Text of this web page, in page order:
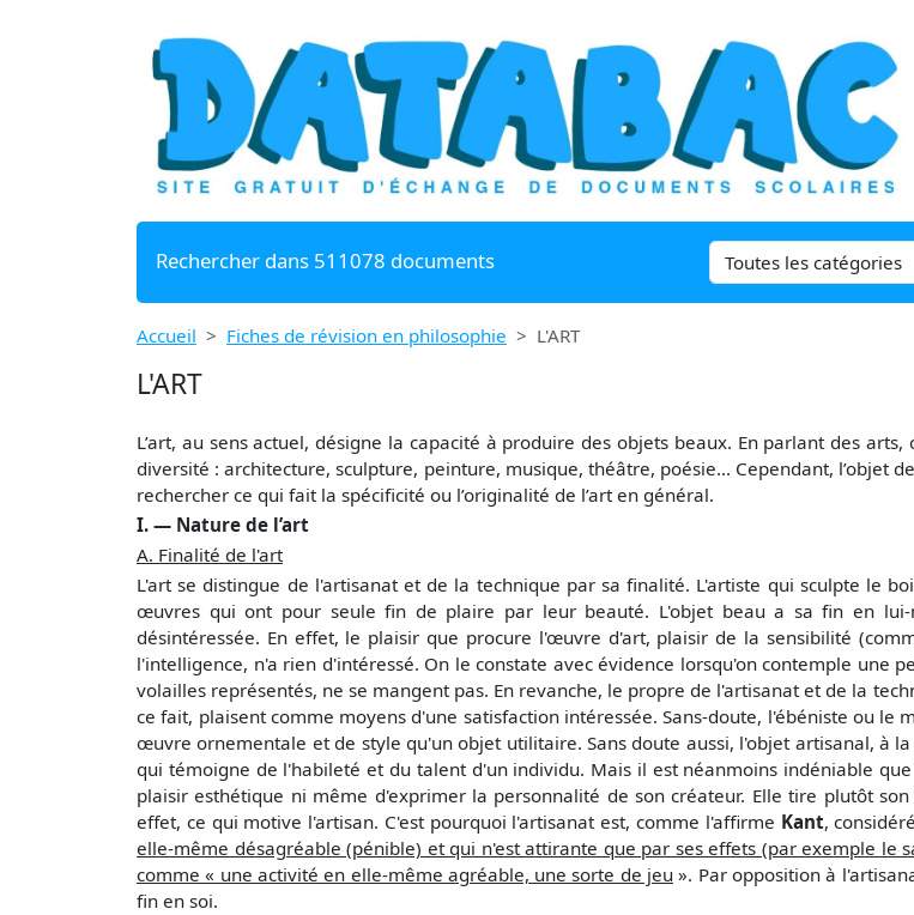
Rechercher dans 511078 documents
Accueil Fiches de révision en philosophie L'ART
L'ART
L’art, au sens actuel, désigne la capacité à produire des objets beaux. En parlant des
diversité : architecture, sculpture, peinture, musique, théâtre, poésie... Cependant, l’objet
rechercher ce qui fait la spécificité ou l’originalité de l’art en général.
I. — Nature de l’art
A. Finalité de l'art
L'art se distingue de l'artisanat et de la technique par sa finalité. L'artiste qui sculpte le
œuvres qui ont pour seule fin de plaire par leur beauté. L'objet beau a sa fin en lui-
désintéressée. En effet, le plaisir que procure l'œuvre d'art, plaisir de la sensibilité
l'intelligence, n'a rien d'intéressé. On le constate avec évidence lorsqu'on contemple une
volailles représentés, ne se mangent pas. En revanche, le propre de l'artisanat et de la
ce fait, plaisent comme moyens d'une satisfaction intéressée. Sans-doute, l'ébéniste ou
œuvre ornementale et de style qu'un objet utilitaire. Sans doute aussi, l'objet artisanal, à
qui témoigne de l'habileté et du talent d'un individu. Mais il est néanmoins indéniable
plaisir esthétique ni même d'exprimer la personnalité de son créateur. Elle tire plutôt
effet, ce qui motive l'artisan. C'est pourquoi l'artisanat est, comme l'affirme Kant,
elle-même désagréable (pénible) et qui n'est attirante que par ses effets (par exemple
comme « une activité en elle-même agréable, une sorte de jeu ». Par opposition à
fin en soi.